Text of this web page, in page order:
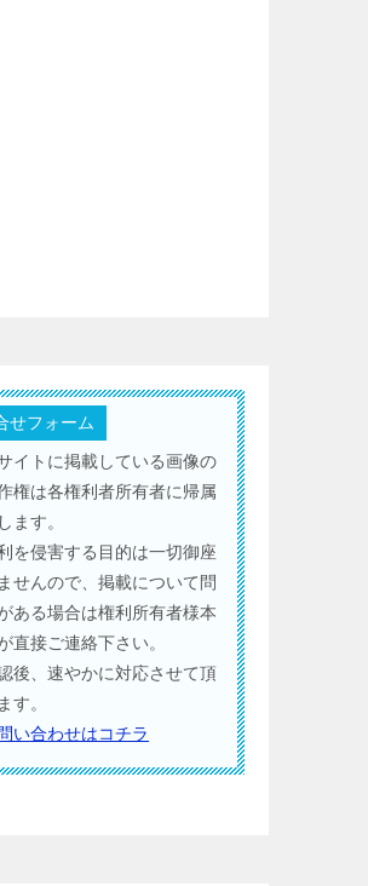
せフォーム
イトに掲載している画像の
権は各権利者所有者に帰属
ます。
を侵害する目的は一切御座
せんので、掲載について問
ある場合は権利所有者様本
直接ご連絡下さい。
後、速やかに対応させて頂
す。
い合わせはコチラ